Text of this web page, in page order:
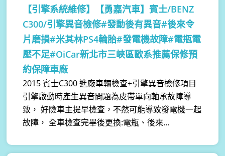
【引擎系統維修】
【勇嘉汽車】賓士/BENZ
C300/引擎異音檢修#發動後有異音#後來令
片磨損#米其林PS4輪胎#發電機故障#電瓶電
壓不足#OiCar新北市三峽區歐系推薦保修預
約保障車廠
2015 賓士C300 進廠車輛檢查+引擎異音檢修項目
引擎啟動時產生異音問題為皮帶單向軸承故障導
致， 好險車主提早檢查，不然可能導致發電機一起
故障， 全車檢查完畢後更換:電瓶、後來...